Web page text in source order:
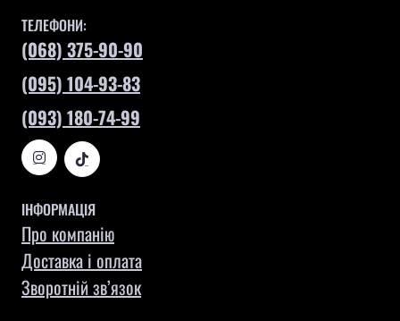
ТЕЛЕФОНИ:
(068) 375-90-90
(095) 104-93-83
(093) 180-74-99
ІНФОРМАЦІЯ
Про компанію
Доставка і оплата
Зворотній зв’язок